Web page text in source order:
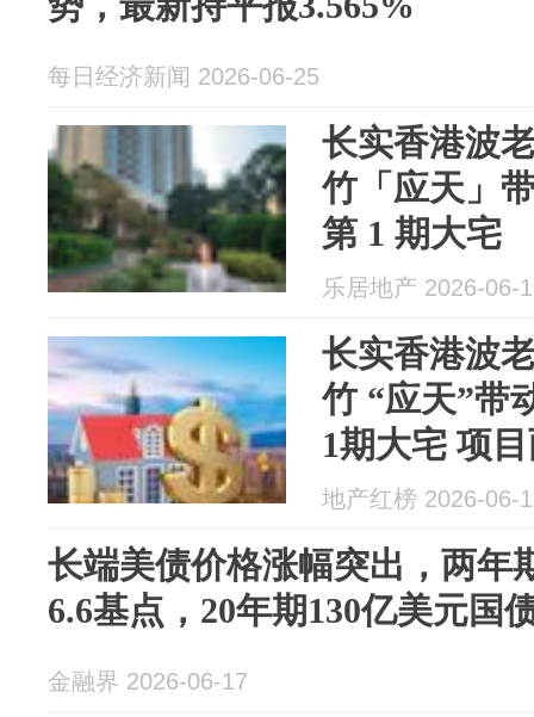
每日经济新闻 2026-06-25
长实香港波
竹「应天」
第 1 期大宅
乐居地产 2026-06-
长实香港波
竹 “应天”带
1期大宅 项
逾9.5亿港元
地产红榜 2026-06-
长端美债价格涨幅突出，两年
6.6基点，20年期130亿美元国
金融界 2026-06-17